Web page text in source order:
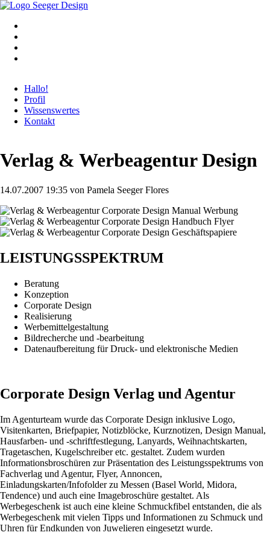
überspringen
Hallo!
Profil
Wissenswertes
Kontakt
Verlag & Werbeagentur Design
14.07.2007 19:35 von Pamela Seeger Flores
LEISTUNGSSPEKTRUM
Beratung
Konzeption
Corporate Design
Realisierung
Werbemittelgestaltung
Bildrecherche und -bearbeitung
Datenaufbereitung für Druck- und elektronische Medien
Corporate Design Verlag und Agentur
Im Agenturteam wurde das Corporate Design inklusive Logo,
Visitenkarten, Briefpapier, Notizblöcke, Kurznotizen, Design Manual,
Hausfarben- und -schriftfestlegung, Lanyards, Weihnachtskarten,
Tragetaschen, Kugelschreiber etc. gestaltet. Zudem wurden
Informationsbroschüren zur Präsentation des Leistungsspektrums von
Fachverlag und Agentur, Flyer, Annoncen,
Einladungskarten/Infofolder zu Messen (Basel World, Midora,
Tendence) und auch eine Imagebroschüre gestaltet. Als
Werbegeschenk ist auch eine kleine Schmuckfibel entstanden, die als
Werbegeschenk mit vielen Tipps und Informationen zu Schmuck und
Uhren für Endkunden von Juwelieren eingesetzt wurde.